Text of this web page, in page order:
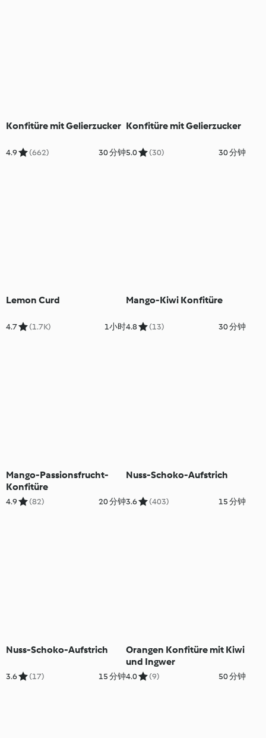
Konfitüre mit Gelierzucker
4.9 (662) 30 分钟
Konfitüre mit Gelierzucker
5.0 (30) 30 分钟
Lemon Curd
4.7 (1.7K) 1小时
Mango-Kiwi Konfitüre
4.8 (13) 30 分钟
Mango-Passionsfrucht-
Konfitüre
4.9 (82) 20 分钟
Nuss-Schoko-Aufstrich
3.6 (403) 15 分钟
Nuss-Schoko-Aufstrich
3.6 (17) 15 分钟
Orangen Konfitüre mit Kiwi
und Ingwer
4.0 (9) 50 分钟